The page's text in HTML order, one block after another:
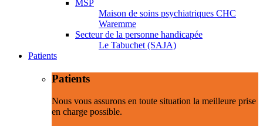
MSP
Maison de soins psychiatriques CHC
Waremme
Secteur de la personne handicapée
Le Tabuchet (SAJA)
Patients
Patients
Nous vous assurons en toute situation la meilleure prise
en charge possible.